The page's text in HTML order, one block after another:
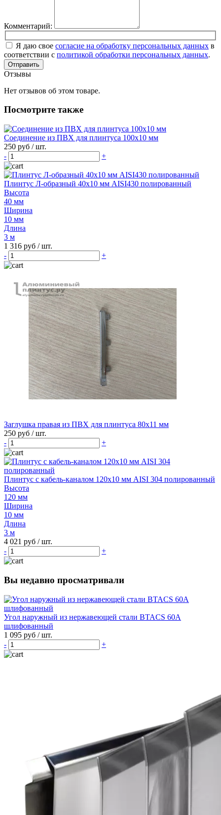
Комментарий:
Я даю свое согласие на обработку персональных данных в
соответствии с политикой обработки персональных данных.
Отправить
Отзывы
Нет отзывов об этом товаре.
Посмотрите также
Соединение из ПВХ для плинтуса 100х10 мм
250 руб / шт.
-
+
Плинтус Л-образный 40х10 мм AISI430 полированный
Высота
40 мм
Ширина
10 мм
Длина
3 м
1 316 руб / шт.
-
+
Заглушка правая из ПВХ для плинтуса 80х11 мм
250 руб / шт.
-
+
Плинтус с кабель-каналом 120х10 мм AISI 304 полированный
Высота
120 мм
Ширина
10 мм
Длина
3 м
4 021 руб / шт.
-
+
Вы недавно просматривали
Угол наружный из нержавеющей стали BTACS 60А
шлифованный
1 095 руб / шт.
-
+